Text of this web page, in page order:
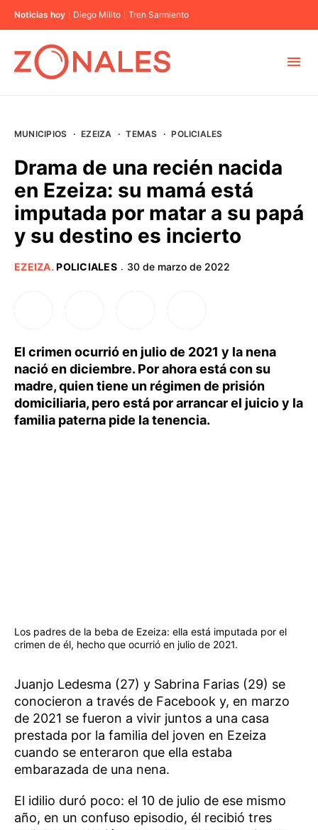
Noticias hoy Diego Milito Tren Sarmiento
BUENOS AIRES
PROVINCIAS
MUNICIPIOS · EZEIZA · TEMAS · POLICIALES
Drama de una recién nacida
en Ezeiza: su mamá está
imputada por matar a su papá
y su destino es incierto
EZEIZA.POLICIALES · 30 de marzo de 2022
El crimen ocurrió en julio de 2021 y la nena
nació en diciembre. Por ahora está con su
madre, quien tiene un régimen de prisión
domiciliaria, pero está por arrancar el juicio y la
familia paterna pide la tenencia.
Los padres de la beba de Ezeiza: ella está imputada por el
crimen de él, hecho que ocurrió en julio de 2021.
Juanjo Ledesma (27) y Sabrina Farias (29) se
conocieron a través de Facebook y, en marzo
de 2021 se fueron a vivir juntos a una casa
prestada por la familia del joven en Ezeiza
cuando se enteraron que ella estaba
embarazada de una nena.
El idilio duró poco: el 10 de julio de ese mismo
año, en un confuso episodio, él recibió tres